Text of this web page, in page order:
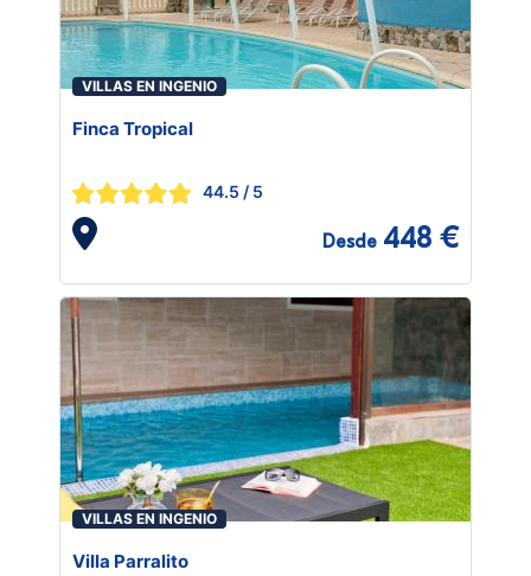
VILLAS EN INGENIO
Finca Tropical
44.5 / 5
Desde 448 €
VILLAS EN INGENIO
Villa Parralito